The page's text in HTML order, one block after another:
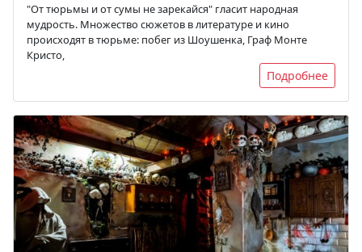
"От тюрьмы и от сумы не зарекайся" гласит народная
мудрость. Множество сюжетов в литературе и кино
происходят в тюрьме: побег из Шоушенка, Граф Монте
Кристо,
Подробнее